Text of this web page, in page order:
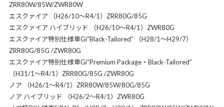
ZRR80W/85W/ZWR80W
エスクァイア （H26/10～R4/1）ZRR80G/85G
エスクァイア ハイブリッド （H26/10～R4/1）ZWR80G
エスクァイア特別仕様車Gi“Black-Tailored” （H28/1～H29/7）
ZRR80G/85G /ZWR80G
エスクァイア特別仕様車Gi“Premium Package・Black-Tailored”
（H31/1～R4/1）ZRR80G/85G /ZWR80G
ノア （H26/1～R4/1）ZRR80W/85W/80G/85G
ノア ハイブリッド （H26/2～R4/1）ZWR80G